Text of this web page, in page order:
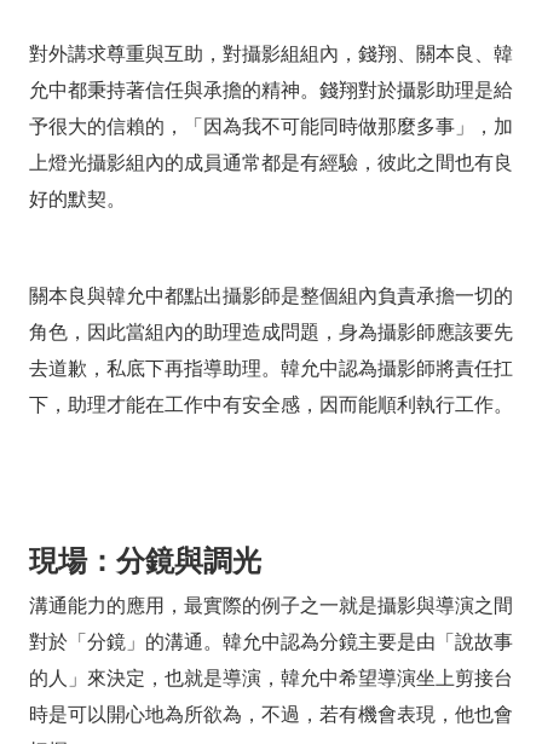
對外講求尊重與互助，對攝影組組內，錢翔、關本良、韓
允中都秉持著信任與承擔的精神。錢翔對於攝影助理是給
予很大的信賴的，「因為我不可能同時做那麼多事」，加
上燈光攝影組內的成員通常都是有經驗，彼此之間也有良
好的默契。
關本良與韓允中都點出攝影師是整個組內負責承擔一切的
角色，因此當組內的助理造成問題，身為攝影師應該要先
去道歉，私底下再指導助理。韓允中認為攝影師將責任扛
下，助理才能在工作中有安全感，因而能順利執行工作。
現場：分鏡與調光
溝通能力的應用，最實際的例子之一就是攝影與導演之間
對於「分鏡」的溝通。韓允中認為分鏡主要是由「說故事
的人」來決定，也就是導演，韓允中希望導演坐上剪接台
時是可以開心地為所欲為，不過，若有機會表現，他也會